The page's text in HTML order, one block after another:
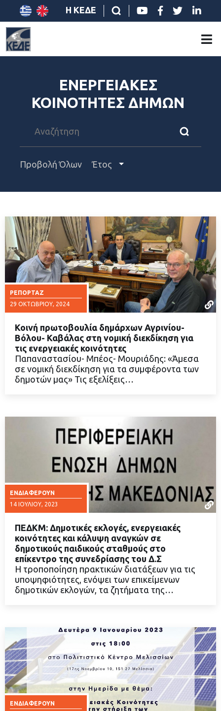
Η ΚΕΔΕ
ΕΝΕΡΓΕΙΑΚΕΣ
ΚΟΙΝΟΤΗΤΕΣ ΔΗΜΩΝ
Προβολή Όλων Έτος
ΡΕΠΟΡΤΆΖ
29 ΟΚΤΩΒΡΊΟΥ, 2024
ΔΙΑΒΑΣΤΕ ΠΕΡΙΣΣΟΤΕΡΑ
Κοινή πρωτοβουλία δημάρχων Αγρινίου-
Βόλου- Καβάλας στη νομική διεκδίκηση για
τις ενεργειακές κοινότητες
Παπαναστασίου- Μπέος- Μουριάδης: «Άμεσα
σε νομική διεκδίκηση για τα συμφέροντα των
δημοτών μας» Τις εξελίξεις…
ΕΝΔΙΑΦΈΡΟΥΝ
14 ΙΟΥΛΊΟΥ, 2023
ΔΙΑΒΑΣΤΕ ΠΕΡΙΣΣΟΤΕΡΑ
ΠΕΔΚΜ: Δημοτικές εκλογές, ενεργειακές
κοινότητες και κάλυψη αναγκών σε
δημοτικούς παιδικούς σταθμούς στο
επίκεντρο της συνεδρίασης του Δ.Σ
Η τροποποίηση πρακτικών διατάξεων για τις
υποψηφιότητες, ενόψει των επικείμενων
δημοτικών εκλογών, τα ζητήματα της…
ΕΝΔΙΑΦΈΡΟΥΝ